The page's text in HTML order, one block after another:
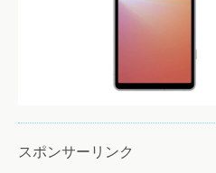
スポンサーリンク